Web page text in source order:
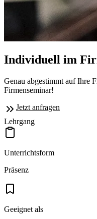
Individuell im
Genau abgestimmt auf Ihre
Firmenseminar!
Jetzt anfragen
Lehrgang
Unterrichtsform
Präsenz
Geeignet als